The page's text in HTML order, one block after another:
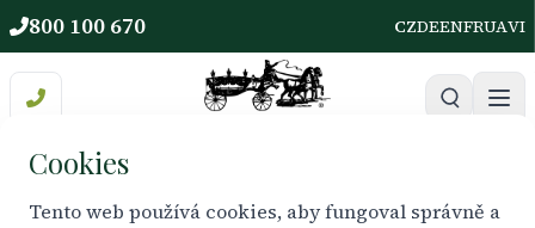
800 100 670 CZDEENFRUAVI
Cookies
Tento web používá cookies, aby fungoval správně a